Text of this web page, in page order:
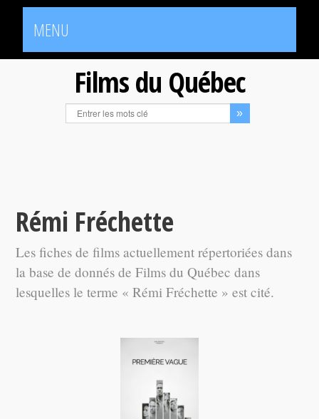
MENU
Films du Québec
Rémi Fréchette
Les fiches de films actuellement répertoriées dans
la base de donnés de Films du Québec dans
lesquelles le terme « Rémi Fréchette » est cité.